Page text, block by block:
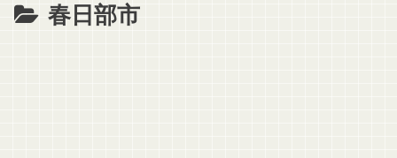
春日部市